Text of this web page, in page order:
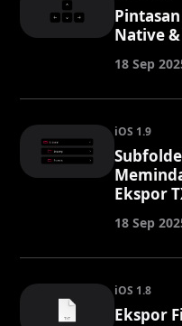
Native
18 Sep
iOS 1.9
Ekspor
18 Sep
iOS 1.8
Ekspor